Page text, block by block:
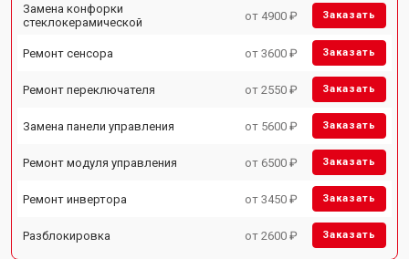
Замена конфорки
стеклокерамической
от 4900 ₽ Заказать
Ремонт сенсора от 3600 ₽ Заказать
Ремонт переключателя от 2550 ₽ Заказать
Замена панели управления от 5600 ₽ Заказать
Ремонт модуля управления от 6500 ₽ Заказать
Ремонт инвертора от 3450 ₽ Заказать
Разблокировка от 2600 ₽ Заказать